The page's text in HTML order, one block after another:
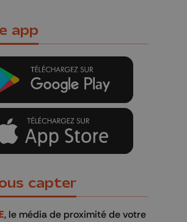
app
capter
, le média de proximité de votre